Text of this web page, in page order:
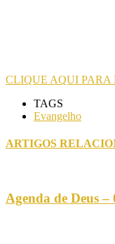
CLIQUE AQUI
TAGS
Evangelho
ARTIGOS
Agenda de Deus –